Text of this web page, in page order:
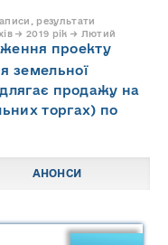
результати
→ 2019 рік → Лютий
проекту
земельної
продажу на
торгах) по
АНОНСИ